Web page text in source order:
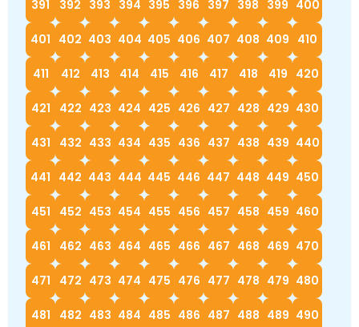
391 392 393 394 395 396 397 398 399 400
401 402 403 404 405 406 407 408 409 410
411 412 413 414 415 416 417 418 419 420
421 422 423 424 425 426 427 428 429 430
431 432 433 434 435 436 437 438 439 440
441 442 443 444 445 446 447 448 449 450
451 452 453 454 455 456 457 458 459 460
461 462 463 464 465 466 467 468 469 470
471 472 473 474 475 476 477 478 479 480
481 482 483 484 485 486 487 488 489 490